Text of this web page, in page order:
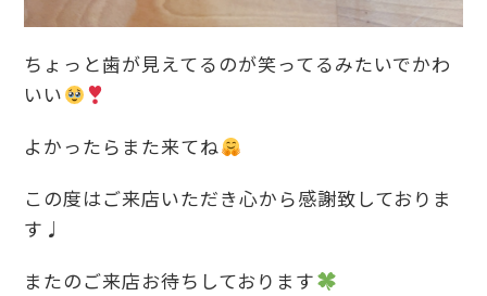
ちょっと歯が見えてるのが笑ってるみたいでかわ
いい
よかったらまた来てね
この度はご来店いただき心から感謝致しておりま
す♩
またのご来店お待ちしております